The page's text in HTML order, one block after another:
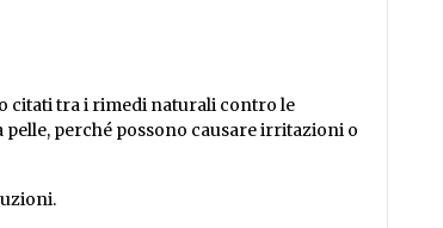
citati tra i rimedi naturali contro le
perché possono causare irritazioni o